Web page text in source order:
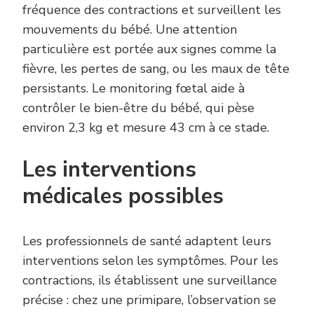
fréquence des contractions et surveillent les
mouvements du bébé. Une attention
particulière est portée aux signes comme la
fièvre, les pertes de sang, ou les maux de tête
persistants. Le monitoring fœtal aide à
contrôler le bien-être du bébé, qui pèse
environ 2,3 kg et mesure 43 cm à ce stade.
Les interventions
médicales possibles
Les professionnels de santé adaptent leurs
interventions selon les symptômes. Pour les
contractions, ils établissent une surveillance
précise : chez une primipare, l’observation se